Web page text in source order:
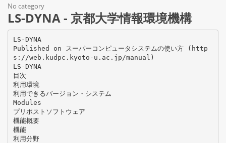
No category
LS-DYNA - 京都大学情報環境機構
LS-DYNA
Published on スーパーコンピュータシステムの使い方 (http
s://web.kudpc.kyoto-u.ac.jp/manual)
LS-DYNA
目次
利用環境
利用できるバージョン・システム
Modules
プリポストソフトウェア
機能概要
機能
利用分野